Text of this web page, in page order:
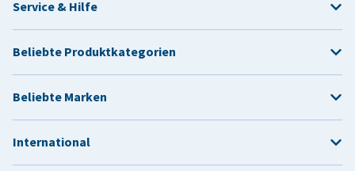
Service & Hilfe
Beliebte Produktkategorien
Beliebte Marken
International